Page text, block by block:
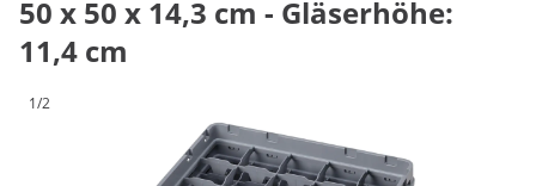
50 x 50 x 14,3 cm - Gläserhöhe:
11,4 cm
1/2